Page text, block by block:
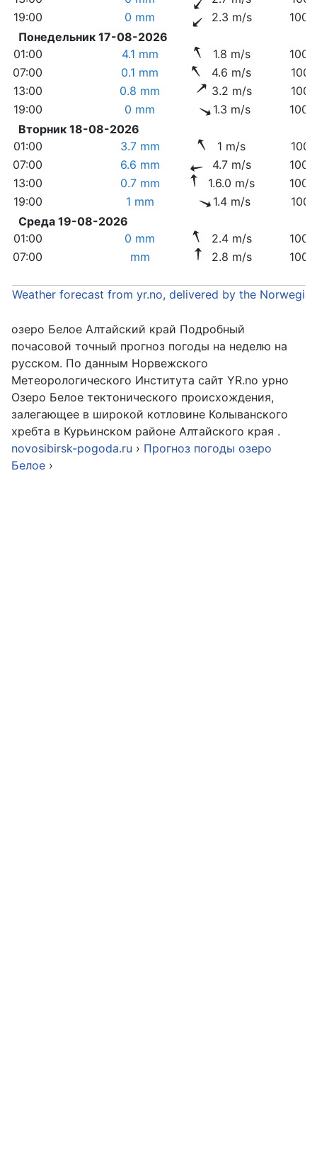
19:00
0 mm 2.3 m/s
Понедельник 17-08-2026
01:00
4.1 mm 1.8 m/s
07:00
0.1 mm 4.6 m/s
13:00
0.8 mm 3.2 m/s
19:00
0 mm 1.3 m/s
Вторник 18-08-2026
01:00
3.7 mm 1 m/s
07:00
6.6 mm 4.7 m/s
13:00
0.7 mm 1.6.0 m/s
19:00
1 mm 1.4 m/s
Среда 19-08-2026
01:00
0 mm 2.4 m/s
07:00
mm 2.8 m/s
Weather forecast from yr.no, delivered by the
озеро Белое Алтайский край Подробный
почасовой точный прогноз погоды на неделю на
русском. По данным Норвежского
Метеорологического Института сайт YR.no урно
Озеро Белое тектонического происхождения,
залегающее в широкой котловине Колыванского
хребта в Курьинском районе Алтайского края .
novosibirsk-pogoda.ru › Прогноз погоды озеро
Белое ›